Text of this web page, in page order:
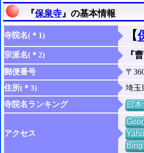
『保泉寺』の基本情報
寺院名(＊1) 【
宗派名(＊2) 『
郵便番号
〒
住所(＊3)
埼玉
寺院名ランキング
日本
アクセス